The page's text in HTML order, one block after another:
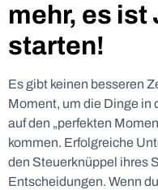
mehr, es ist
starten!
Es gibt keinen besseren
Moment, um die Dinge in
auf den „perfekten
kommen. Erfolgreiche
den Steuerknüppel ihres
Entscheidungen. Wenn